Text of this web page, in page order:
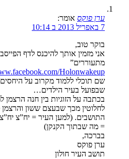
ערן פוקס אומר:
7 באפריל 2013 ב 10:14
בוקר טוב,
אני מזמין אותך להיכנס לדף
מתעוררים”
Holonwakeup
שם תוכלי ללמוד מקרוב על היחסים
שבפועל בעיר הילדים…
בכתבה על הזוגיות בין חנה
לחלוטין מכך שבעצם ששון והרצמן
התושבים. (למען העיר = יח”צ
= מה שבתוך הקנקן)
בברכה,
ערן פוקס
תושב העיר חולון